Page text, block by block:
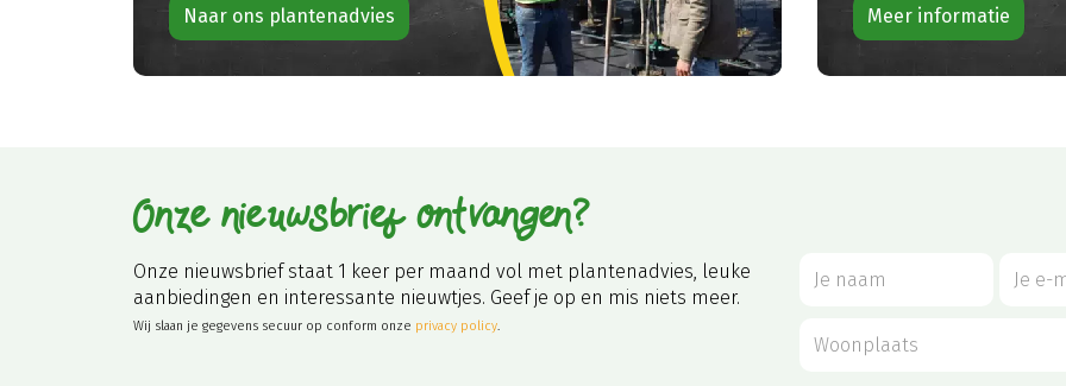
Naar ons plantenadvies Meer informatie
Onze nieuwsbrief ontvangen?
Onze nieuwsbrief staat 1 keer per maand vol met plantenadvies, leuke
aanbiedingen en interessante nieuwtjes. Geef je op en mis niets meer.
Wij slaan je gegevens secuur op conform onze privacy policy.